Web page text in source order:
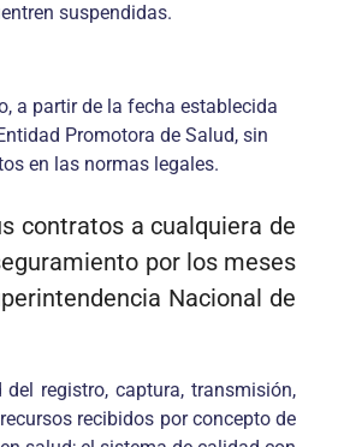
suspendidas.
a partir de la fecha establecida
Promotora de Salud, sin
en las normas legales.
contratos a cualquiera de
por los meses
Nacional de
registro, captura, transmisión,
recibidos por concepto de